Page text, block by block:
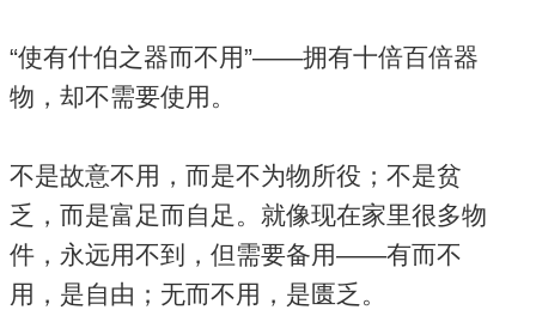
“使有什伯之器而不用”——拥有十倍百倍器
物，却不需要使用。
不是故意不用，而是不为物所役；不是贫
乏，而是富足而自足。就像现在家里很多物
件，永远用不到，但需要备用——有而不
用，是自由；无而不用，是匮乏。